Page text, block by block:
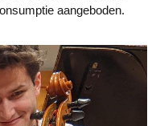
aangeboden.